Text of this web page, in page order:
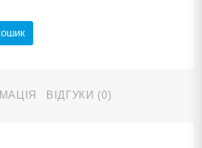
ВІДГУКИ (0)